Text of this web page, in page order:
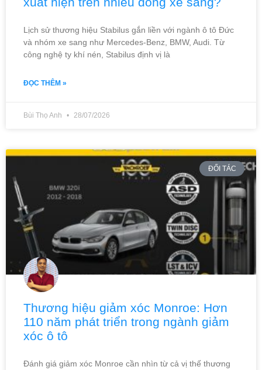
Lịch sử thương hiệu Stabilus gắn liền với ngành ô tô Đức
và nhóm xe sang như Mercedes-Benz, BMW, Audi. Từ
công nghệ ty khí nén, Stabilus định vị là
ĐỌC THÊM »
Bùi Thọ Anh 28/07/2026
ĐỐI TÁC
Thương hiệu giảm xóc Monroe: Hơn
110 năm phát triển trong ngành giảm
xóc ô tô
Đánh giá giảm xóc Monroe cần nhìn từ cả vị thế thương